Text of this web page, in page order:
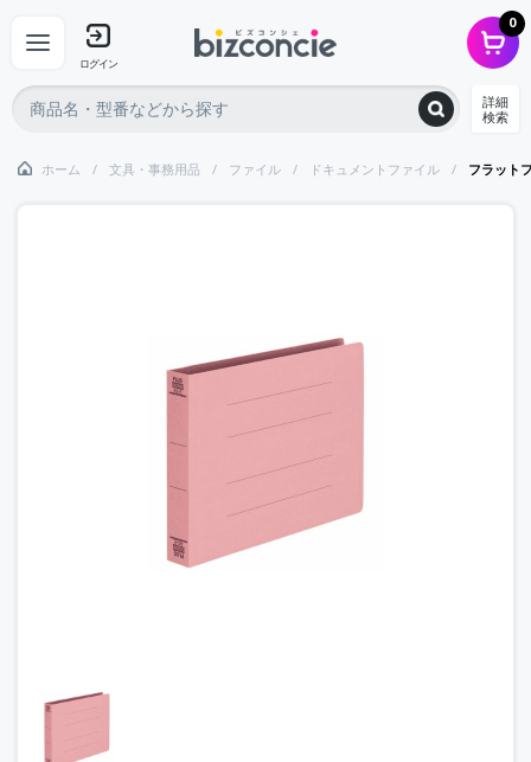
ログイン
0
詳細
検索
ホーム 文具・事務用品 ファイル ドキュメントファイル フラット